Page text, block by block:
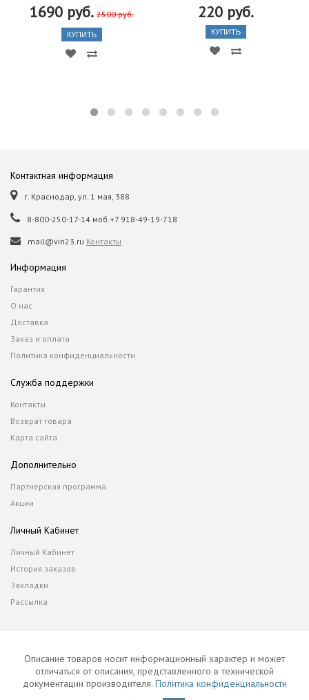
1690 руб. 2500 руб.
КУПИТЬ
220 руб.
КУПИТЬ
Контактная информация
г. Краснодар, ул. 1 мая, 388
8-800-250-17-14 моб.+7 918-49-19-718
mail@vin23.ru Контакты
Информация
Гарантия
О нас
Доставка
Заказ и оплата
Политика конфиденциальности
Служба поддержки
Контакты
Возврат товара
Карта сайта
Дополнительно
Партнерская программа
Акции
Личный Кабинет
Личный Кабинет
История заказов
Закладки
Рассылка
Описание товаров носит информационный характер и может
отличаться от описания, представленного в технической
документации производителя. Политика конфиденциальности